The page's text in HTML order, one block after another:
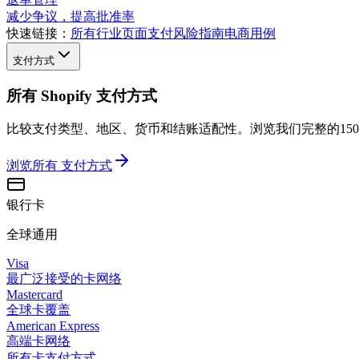
减少争议，提高批准率
快速链接： 所有行业页面支付风险指南电商用例
支付方式
所有 Shopify 支付方式
比较支付类型、地区、货币和结账适配性。浏览我们完整的
浏览所有 支付方式
银行卡
全球通用
Visa
最广泛接受的卡网络
Mastercard
全球卡覆盖
American Express
高端卡网络